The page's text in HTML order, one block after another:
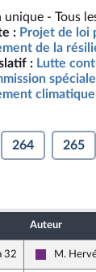
unique - Tous
: Projet de loi
de la
: Lutte
264 265
Auteur
32
La
M.